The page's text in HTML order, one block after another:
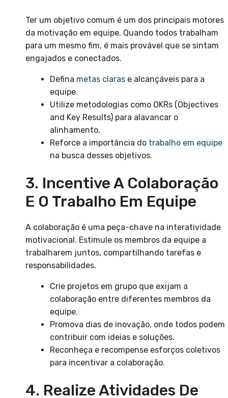
Ter um objetivo comum é um dos principais motores
da motivação em equipe. Quando todos trabalham
para um mesmo fim, é mais provável que se sintam
engajados e conectados.
Defina metas claras e alcançáveis para a
equipe.
Utilize metodologias como OKRs (Objectives
and Key Results) para alavancar o
alinhamento.
Reforce a importância do trabalho em equipe
na busca desses objetivos.
3. Incentive A Colaboração
E O Trabalho Em Equipe
A colaboração é uma peça-chave na interatividade
motivacional. Estimule os membros da equipe a
trabalharem juntos, compartilhando tarefas e
responsabilidades.
Crie projetos em grupo que exijam a
colaboração entre diferentes membros da
equipe.
Promova dias de inovação, onde todos podem
contribuir com ideias e soluções.
Reconheça e recompense esforços coletivos
para incentivar a colaboração.
4. Realize Atividades De